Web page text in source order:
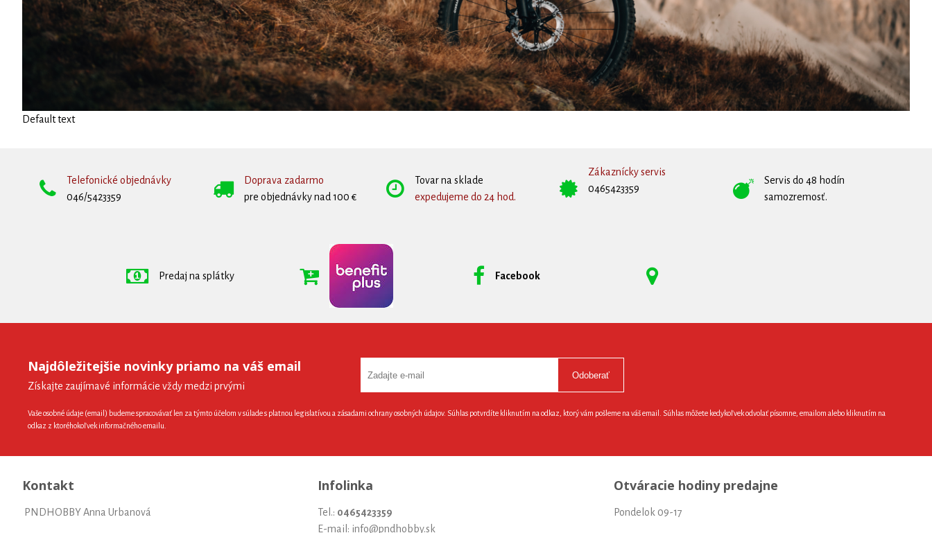
Default text
Telefonické objednávky
046/5423359
Doprava zadarmo
pre objednávky nad 100 €
Tovar na sklade
expedujeme do 24 hod.
Zákaznícky servis
0465423359
Servis do 48 hodín
samozremosť.
Predaj na splátky Facebook
Najdôležitejšie novinky priamo na váš email
Získajte zaujímavé informácie vždy medzi prvými
Odoberať
Vaše osobné údaje (email) budeme spracovávať len za týmto účelom v súlade s platnou legislatívou a zásadami ochrany osobných údajov. Súhlas potvrdíte kliknutím na odkaz, ktorý vám pošleme na váš email. Súhlas môžete kedykoľvek odvolať písomne, emailom alebo kliknutím na
odkaz z ktoréhokoľvek informačného emailu.
Kontakt
PNDHOBBY Anna Urbanová
Infolinka
Tel.: 0465423359
E-mail: info@pndhobby.sk
Otváracie hodiny predajne
Pondelok 09-17